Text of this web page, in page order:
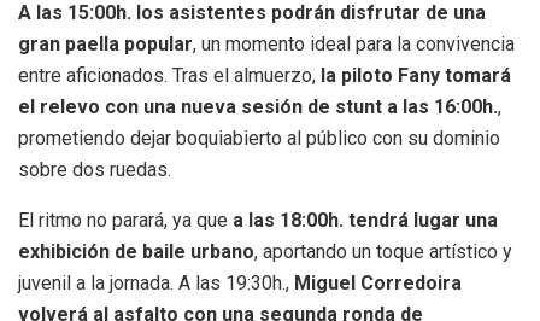
A las 15:00h. los asistentes podrán disfrutar de una
gran paella popular, un momento ideal para la convivencia
entre aficionados. Tras el almuerzo, la piloto Fany tomará
el relevo con una nueva sesión de stunt a las 16:00h.,
prometiendo dejar boquiabierto al público con su dominio
sobre dos ruedas.
El ritmo no parará, ya que a las 18:00h. tendrá lugar una
exhibición de baile urbano, aportando un toque artístico y
juvenil a la jornada. A las 19:30h., Miguel Corredoira
volverá al asfalto con una segunda ronda de